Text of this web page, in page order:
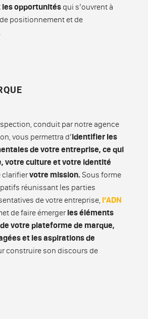
opportunitésqui s’ouvrent à
positionnement et de
conduit par notre agence
vous permettra d’identifier les
de votre entreprise, ce qui
votre culture et votre identité
clarifiervotre mission.Sous forme
réunissant les parties
de votre entreprise, l’ADN
de faire émergerles éléments
votre plateforme de marque,
et les aspirations de
construire son discours de